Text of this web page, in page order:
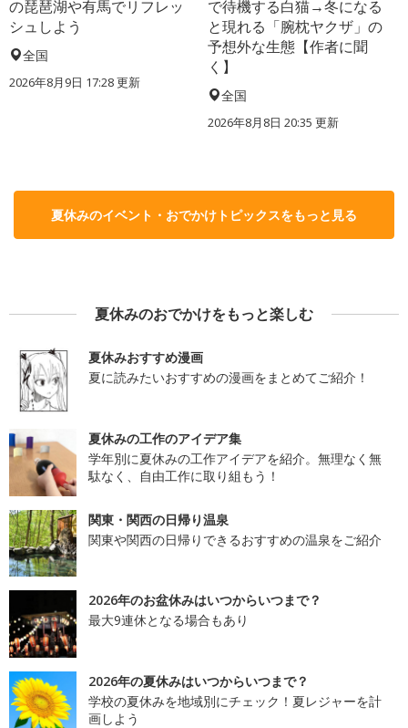
の琵琶湖や有馬でリフレッ
シュしよう
全国
2026年8月9日 17:28更新
で待機する白猫→冬になる
と現れる「腕枕ヤクザ」の
予想外な生態【作者に聞
く】
全国
2026年8月8日 20:35 更新
夏休みのイベント・おでかけトピックスをもっと見る
夏休みのおでかけをもっと楽しむ
夏休みおすすめ漫画
夏に読みたいおすすめの漫画をまとめてご紹介！
夏休みの工作のアイデア集
学年別に夏休みの工作アイデアを紹介。無理なく無
駄なく、自由工作に取り組もう！
関東・関西の日帰り温泉
関東や関西の日帰りできるおすすめの温泉をご紹介
2026年のお盆休みはいつからいつまで？
最大9連休となる場合もあり
2026年の夏休みはいつからいつまで？
学校の夏休みを地域別にチェック！夏レジャーを計
画しよう